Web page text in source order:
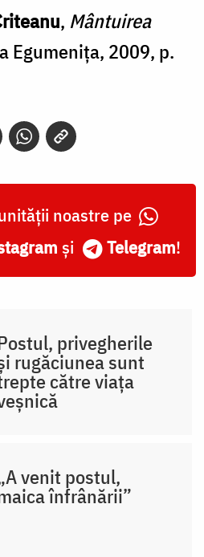
, Mântuirea
Egumenița, 2009, p.
noastre pe
și Telegram!
privegherile
rugăciunea sunt
către viața
venit postul,
înfrânării”